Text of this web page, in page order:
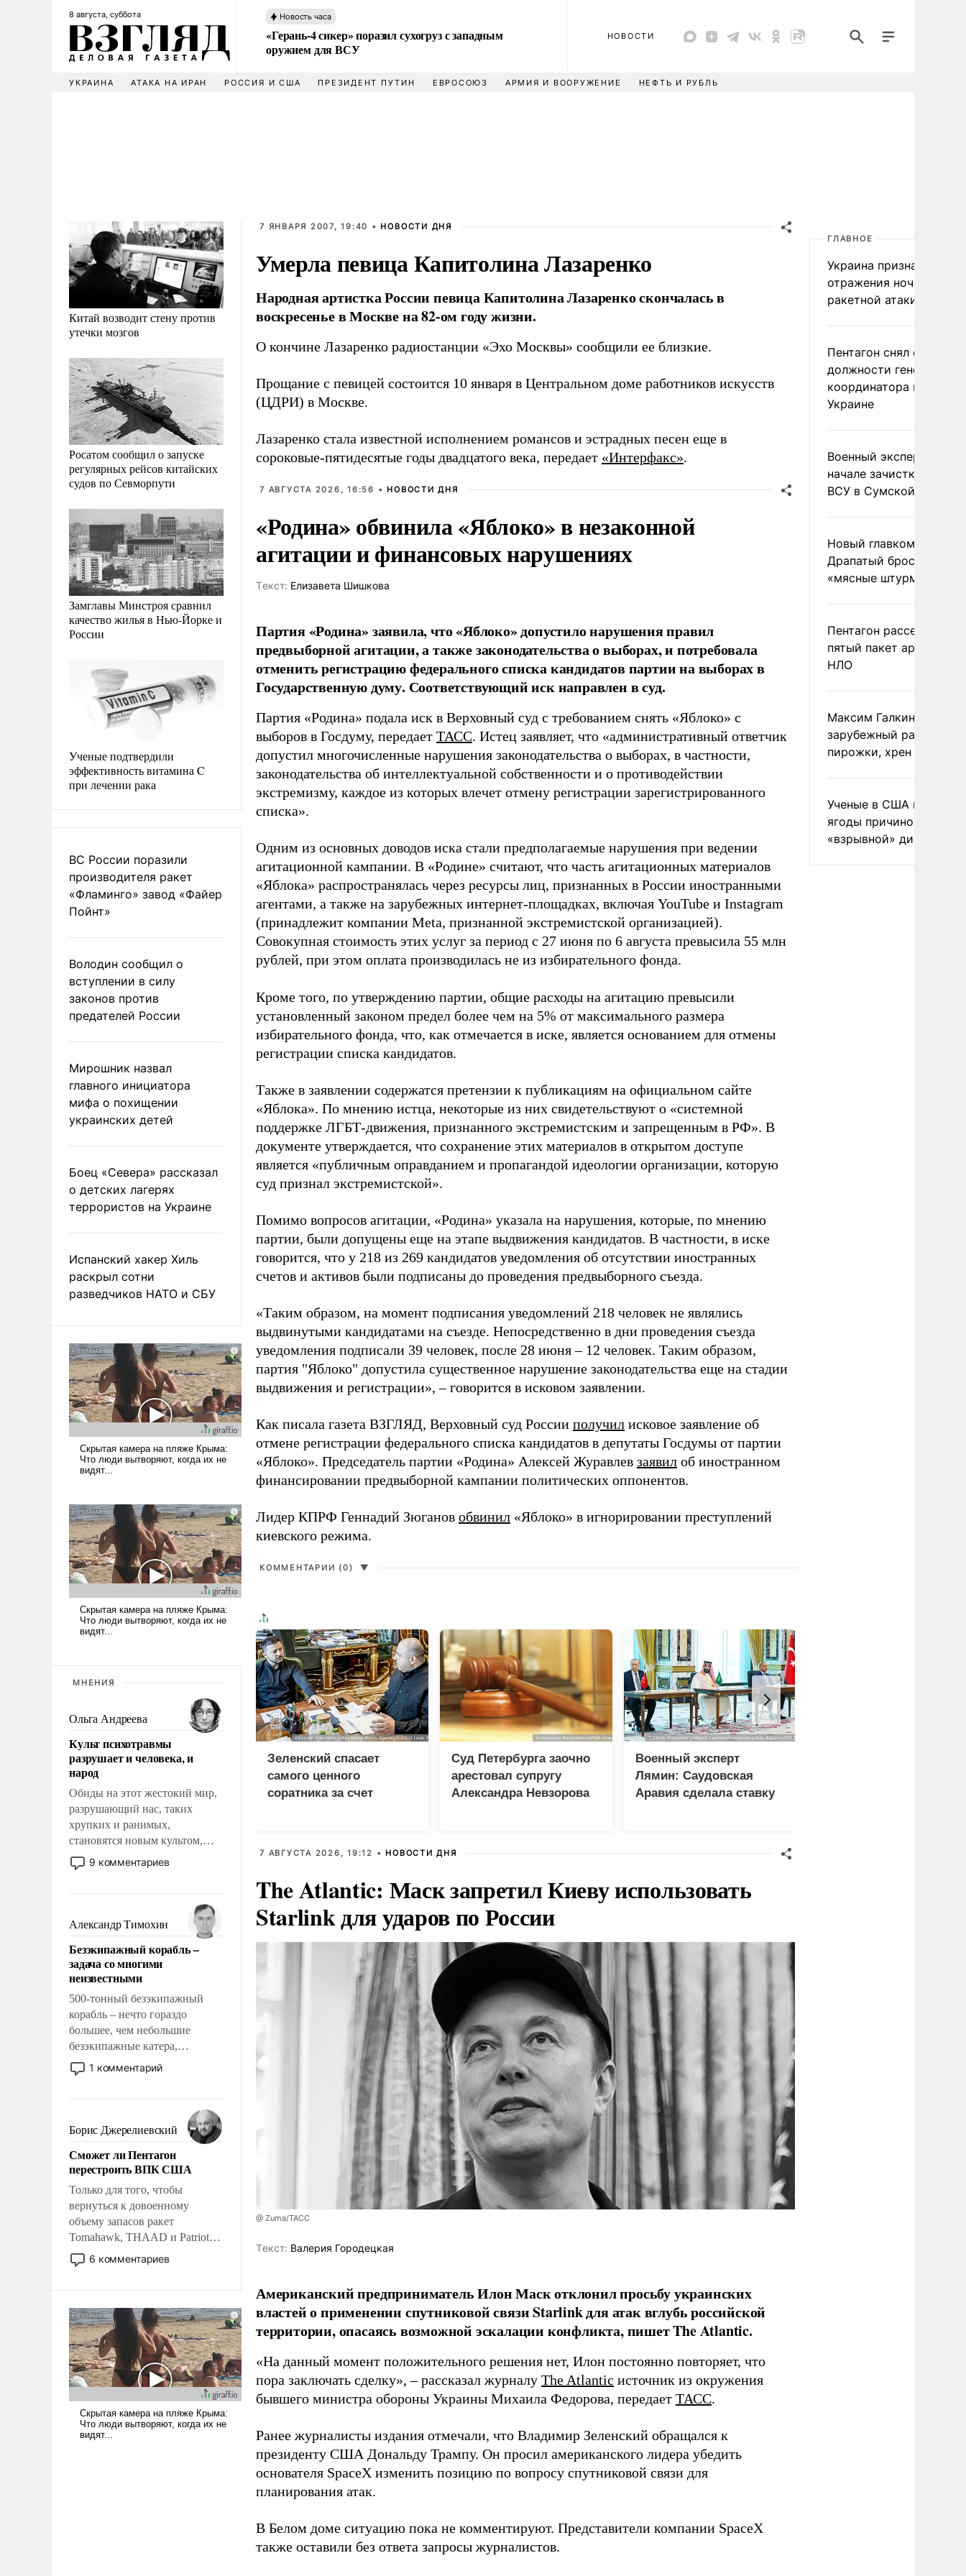
8 августа, суббота Новость часа
«Герань-4 сикер» поразил сухогруз с западным
оружием для ВСУ
НОВОСТИ
УКРАИНА АТАКА НА ИРАН РОССИЯ И США ПРЕЗИДЕНТ ПУТИН ЕВРОСОЮЗ АРМИЯ И ВООРУЖЕНИЕ НЕФТЬ И РУБЛЬ
Китай возводит стену против
утечки мозгов
Росатом сообщил о запуске
регулярных рейсов китайских
судов по Севморпути
Замглавы Минстроя сравнил
качество жилья в Нью-Йорке и
России
Ученые подтвердили
эффективность витамина C
при лечении рака
ВС России поразили
производителя ракет
«Фламинго» завод «Файер
Пойнт»
Володин сообщил о
вступлении в силу
законов против
предателей России
Мирошник назвал
главного инициатора
мифа о похищении
украинских детей
Боец «Севера» рассказал
о детских лагерях
террористов на Украине
Испанский хакер Хиль
раскрыл сотни
разведчиков НАТО и СБУ
МНЕНИЯ
Ольга Андреева
Культ психотравмы
разрушает и человека, и
народ
Обиды на этот жестокий мир,
разрушающий нас, таких
хрупких и ранимых,
становятся новым культом,
постепенно вытесняя и
отменяя традиционное
мужественным и твердым под
ударами судьбы, брать на себя
ответственность, помогать
слабым, идти вперед и
адаптироваться.
9 комментариев
Александр Тимохин
Безэкипажный корабль –
задача со многими
неизвестными
500-тонный безэкипажный
корабль – нечто гораздо
большее, чем небольшие
безэкипажные катера,
применение которых уже
стало обыденностью. Задача по
сложна и амбициозна. Однако
и ее реализация радикально
поднимет наши боевые
возможности.
1 комментарий
Борис Джерелиевский
Сможет ли Пентагон
перестроить ВПК США
Только для того, чтобы
вернуться к довоенному
объему запасов ракет
Tomahawk, THAAD и Patriot
США потребуется более трех
лет. Даже небольшая война с
Сложившаяся ситуация
означает многолетний период
уязвимости США, например,
перед Китаем.
6 комментариев
7 ЯНВАРЯ 2007, 19:40 • НОВОСТИ ДНЯ
Умерла певица Капитолина Лазаренко
Народная артистка России певица Капитолина Лазаренко скончалась в
воскресенье в Москве на 82-ом году жизни.
О кончине Лазаренко радиостанции «Эхо Москвы» сообщили ее близкие.
Прощание с певицей состоится 10 января в Центральном доме работников искусств
(ЦДРИ) в Москве.
Лазаренко стала известной исполнением романсов и эстрадных песен еще в
сороковые-пятидесятые годы двадцатого века, передает «Интерфакс».
7 АВГУСТА 2026, 16:56 • НОВОСТИ ДНЯ
«Родина» обвинила «Яблоко» в незаконной
агитации и финансовых нарушениях
Tекст: Елизавета Шишкова
Партия «Родина» заявила, что «Яблоко» допустило нарушения правил
предвыборной агитации, а также законодательства о выборах, и потребовала
отменить регистрацию федерального списка кандидатов партии на выборах в
Государственную думу. Соответствующий иск направлен в суд.
Партия «Родина» подала иск в Верховный суд с требованием снять «Яблоко» с
выборов в Госдуму, передает ТАСС. Истец заявляет, что «административный ответчик
допустил многочисленные нарушения законодательства о выборах, в частности,
законодательства об интеллектуальной собственности и о противодействии
экстремизму, каждое из которых влечет отмену регистрации зарегистрированного
списка».
Одним из основных доводов иска стали предполагаемые нарушения при ведении
агитационной кампании. В «Родине» считают, что часть агитационных материалов
«Яблока» распространялась через ресурсы лиц, признанных в России иностранными
агентами, а также на зарубежных интернет-площадках, включая YouTube и Instagram
(принадлежит компании Meta, признанной экстремистской организацией).
Совокупная стоимость этих услуг за период с 27 июня по 6 августа превысила 55 млн
рублей, при этом оплата производилась не из избирательного фонда.
Кроме того, по утверждению партии, общие расходы на агитацию превысили
установленный законом предел более чем на 5% от максимального размера
избирательного фонда, что, как отмечается в иске, является основанием для отмены
регистрации списка кандидатов.
Также в заявлении содержатся претензии к публикациям на официальном сайте
«Яблока». По мнению истца, некоторые из них свидетельствуют о «системной
поддержке ЛГБТ-движения, признанного экстремистским и запрещенным в РФ». В
документе утверждается, что сохранение этих материалов в открытом доступе
является «публичным оправданием и пропагандой идеологии организации, которую
суд признал экстремистской».
Помимо вопросов агитации, «Родина» указала на нарушения, которые, по мнению
партии, были допущены еще на этапе выдвижения кандидатов. В частности, в иске
говорится, что у 218 из 269 кандидатов уведомления об отсутствии иностранных
счетов и активов были подписаны до проведения предвыборного съезда.
«Таким образом, на момент подписания уведомлений 218 человек не являлись
выдвинутыми кандидатами на съезде. Непосредственно в дни проведения съезда
уведомления подписали 39 человек, после 28 июня – 12 человек. Таким образом,
партия "Яблоко" допустила существенное нарушение законодательства еще на стадии
выдвижения и регистрации», – говорится в исковом заявлении.
Как писала газета ВЗГЛЯД, Верховный суд России получил исковое заявление об
отмене регистрации федерального списка кандидатов в депутаты Госдумы от партии
«Яблоко». Председатель партии «Родина» Алексей Журавлев заявил об иностранном
финансировании предвыборной кампании политических оппонентов.
Лидер КПРФ Геннадий Зюганов обвинил «Яблоко» в игнорировании преступлений
киевского режима.
КОММЕНТАРИИ (0) ▼
Зеленский спасает
самого ценного
соратника за счет
Суд Петербурга заочно
арестовал супругу
Александра Невзорова
Военный эксперт
Лямин: Саудовская
Аравия сделала ставку
7 АВГУСТА 2026, 19:12 • НОВОСТИ ДНЯ
The Atlantic: Маск запретил Киеву использовать
Starlink для ударов по России
@ Zuma/ТАСС
Tекст: Валерия Городецкая
Американский предприниматель Илон Маск отклонил просьбу украинских
властей о применении спутниковой связи Starlink для атак вглубь российской
территории, опасаясь возможной эскалации конфликта, пишет The Atlantic.
«На данный момент положительного решения нет, Илон постоянно повторяет, что
пора заключать сделку», – рассказал журналу The Atlantic источник из окружения
бывшего министра обороны Украины Михаила Федорова, передает ТАСС.
Ранее журналисты издания отмечали, что Владимир Зеленский обращался к
президенту США Дональду Трампу. Он просил американского лидера убедить
основателя SpaceX изменить позицию по вопросу спутниковой связи для
планирования атак.
В Белом доме ситуацию пока не комментируют. Представители компании SpaceX
также оставили без ответа запросы журналистов.
ГЛАВНОЕ
Украина признала
отражения ночной
ракетной атаки
Пентагон снял с
должности генерала-
координатора помощи
Украине
Военный эксперт
начале зачистки
ВСУ в Сумской области
Новый главком ВСУ
Драпатый бросил
«мясные штурмы»
Пентагон рассекретил
пятый пакет архивов с
НЛО
Максим Галкин
зарубежный райдер
пирожки, хрен и морс
Ученые в США назвали
ягоды причиной
«взрывной» диареи